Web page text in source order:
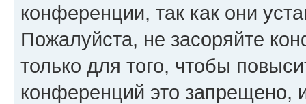
конференции, так как они
Пожалуйста, не засоряйте
только для того, чтобы
конференций это запрещено,